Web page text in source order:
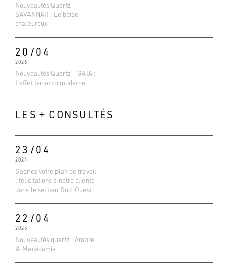
Nouveautés Quartz |
SAVANNAH : Le beige
chaleureux
20/04
2026
Nouveautés Quartz | GAIA :
L’effet terrazzo moderne
LES + CONSULTÉS
23/04
2024
Gagnez votre plan de travail
: félicitations à notre cliente
dans le secteur Sud-Ouest
22/04
2025
Nouveautés quartz : Ambre
& Macadamia
Basé sur 138 avis